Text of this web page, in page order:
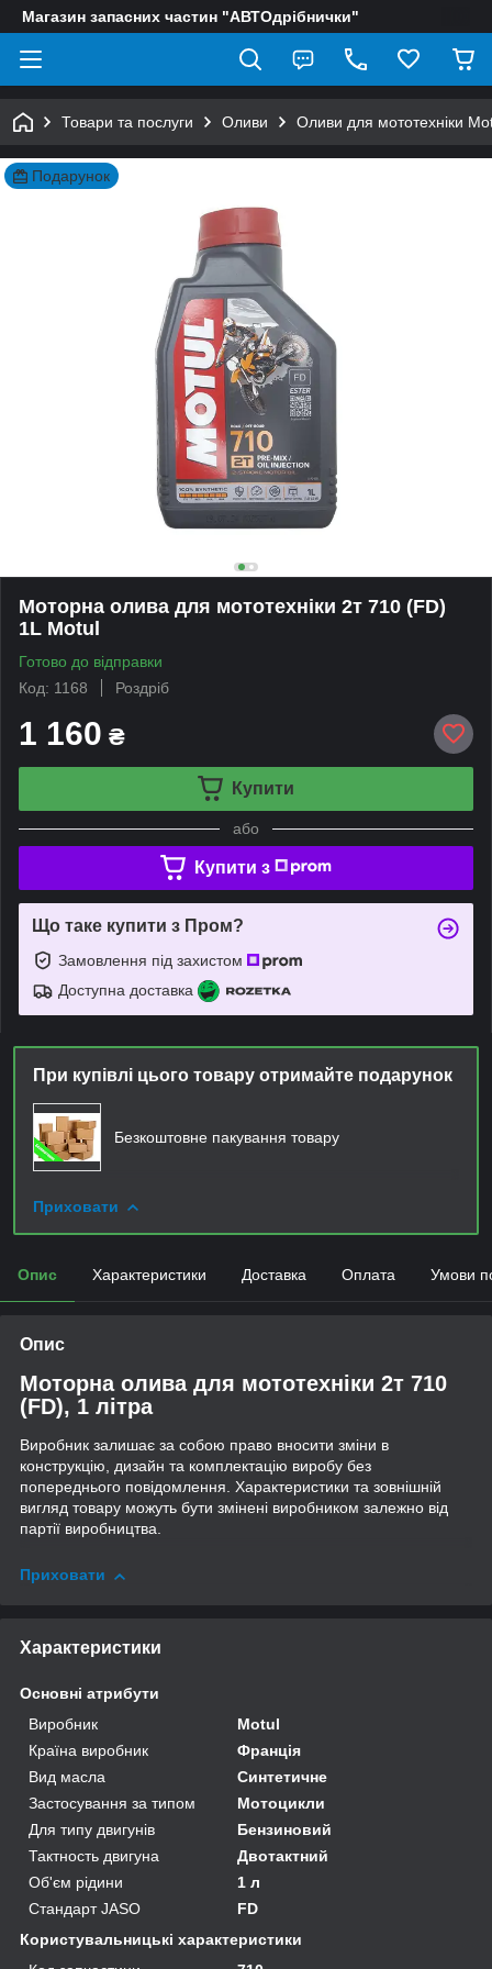
Магазин запасних частин "АВТОдрібнички"
Товари та послуги Оливи Оливи для мототехніки
Подарунок
Моторна олива для мототехніки 2т 710 (FD)
1L Motul
Готово до відправки
Код: 1168
Роздріб
1 160 ₴
Купити
або
Купити з
Що таке купити з Пром?
Замовлення під захистом
Доступна доставка
При купівлі цього товару отримайте подарунок
Безкоштовне пакування товару
Приховати
Опис Характеристики Доставка Оплата Умови
Опис
Моторна олива для мототехніки 2т 710
(FD), 1 літра
Виробник залишає за собою право вносити зміни в
конструкцію, дизайн та комплектацію виробу без
попереднього повідомлення. Характеристики та зовнішній
вигляд товару можуть бути змінені виробником залежно від
партії виробництва.
Приховати
Характеристики
Основні атрибути
Виробник
Motul
Країна виробник
Франція
Вид масла
Синтетичне
Застосування за типом
Мотоцикли
Для типу двигунів
Бензиновий
Тактность двигуна
Двотактний
Об'єм рідини
1 л
Стандарт JASO
FD
Користувальницькі характеристики